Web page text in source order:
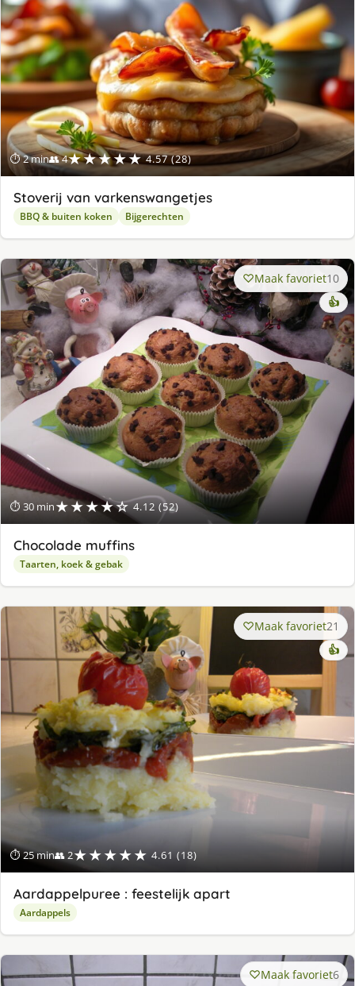
⏱ 2 min👥 4★★★★★ 4.57 (28)
Stoverij van varkenswangetjes
BBQ & buiten koken Bijgerechten
⏱ 30 min★★★★☆ 4.12 (52)
Maak favoriet10
👍
Chocolade muffins
Taarten, koek & gebak
⏱ 25 min👥 2★★★★★ 4.61 (18)
Maak favoriet21
👍
Aardappelpuree : feestelijk apart
Aardappels
Maak favoriet6